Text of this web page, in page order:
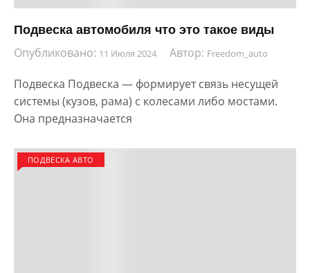
Подвеска автомобиля что это такое виды
Опубликовано: 11 Июля 2024 Автор: Freedom_auto
Подвеска Подвеска — формирует связь несущей
системы (кузов, рама) с колесами либо мостами.
Она предназначается
ПОДВЕСКА АВТО